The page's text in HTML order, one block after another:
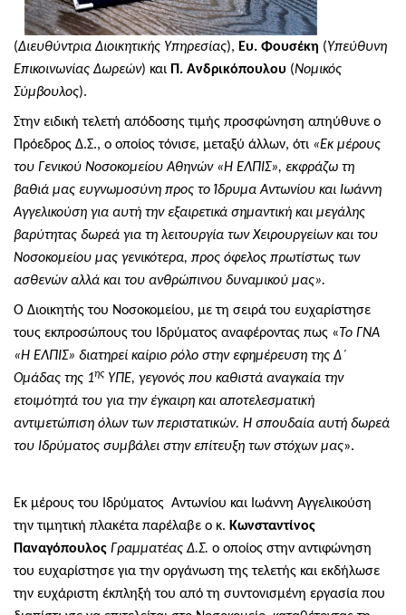
(Διευθύντρια Διοικητικής Υπηρεσίας), Ευ. Φουσέκη (Υπεύθυνη
Επικοινωνίας Δωρεών) και Π. Ανδρικόπουλου (Νομικός
Σύμβουλος).
Στην ειδική τελετή απόδοσης τιμής προσφώνηση απηύθυνε ο
Πρόεδρος Δ.Σ., ο οποίος τόνισε, μεταξύ άλλων, ότι «Εκ μέρους
του Γενικού Νοσοκομείου Αθηνών «Η ΕΛΠΙΣ», εκφράζω τη
βαθιά μας ευγνωμοσύνη προς το Ίδρυμα Αντωνίου και Ιωάννη
Αγγελικούση για αυτή την εξαιρετικά σημαντική και μεγάλης
βαρύτητας δωρεά για τη λειτουργία των Χειρουργείων και του
Νοσοκομείου μας γενικότερα, προς όφελος πρωτίστως των
ασθενών αλλά και του ανθρώπινου δυναμικού μας».
Ο Διοικητής του Νοσοκομείου, με τη σειρά του ευχαρίστησε
τους εκπροσώπους του Ιδρύματος αναφέροντας πως «Το ΓΝΑ
«Η ΕΛΠΙΣ» διατηρεί καίριο ρόλο στην εφημέρευση της Δ΄
Ομάδας της 1ης ΥΠΕ, γεγονός που καθιστά αναγκαία την
ετοιμότητά του για την έγκαιρη και αποτελεσματική
αντιμετώπιση όλων των περιστατικών. Η σπουδαία αυτή δωρεά
του Ιδρύματος συμβάλει στην επίτευξη των στόχων μας».
Εκ μέρους του Ιδρύματος Αντωνίου και Ιωάννη Αγγελικούση
την τιμητική πλακέτα παρέλαβε ο κ. Κωνσταντίνος
Παναγόπουλος Γραμματέας Δ.Σ. ο οποίος στην αντιφώνηση
του ευχαρίστησε για την οργάνωση της τελετής και εκδήλωσε
την ευχάριστη έκπληξή του από τη συντονισμένη εργασία που